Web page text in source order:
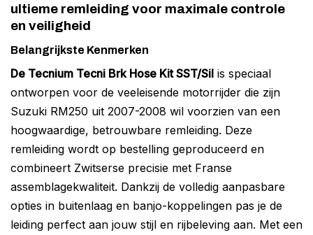
ultieme remleiding voor maximale controle
en veiligheid
Belangrijkste Kenmerken
De Tecnium Tecni Brk Hose Kit SST/Sil is speciaal
ontworpen voor de veeleisende motorrijder die zijn
Suzuki RM250 uit 2007-2008 wil voorzien van een
hoogwaardige, betrouwbare remleiding. Deze
remleiding wordt op bestelling geproduceerd en
combineert Zwitserse precisie met Franse
assemblagekwaliteit. Dankzij de volledig aanpasbare
opties in buitenlaag en banjo-koppelingen pas je de
leiding perfect aan jouw stijl en rijbeleving aan. Met een